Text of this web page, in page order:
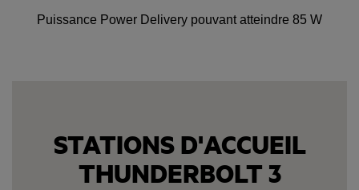
Puissance Power Delivery pouvant atteindre 85 W
STATIONS D'ACCUEIL
THUNDERBOLT 3